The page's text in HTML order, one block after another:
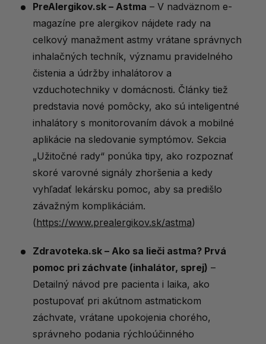
PreAlergikov.sk – Astma – V nadväznom e-
magazíne pre alergikov nájdete rady na
celkový manažment astmy vrátane správnych
inhalačných techník, významu pravidelného
čistenia a údržby inhalátorov a
vzduchotechniky v domácnosti. Články tiež
predstavia nové pomôcky, ako sú inteligentné
inhalátory s monitorovaním dávok a mobilné
aplikácie na sledovanie symptómov. Sekcia
„Užitočné rady“ ponúka tipy, ako rozpoznať
skoré varovné signály zhoršenia a kedy
vyhľadať lekársku pomoc, aby sa predišlo
závažným komplikáciám.
(https://www.prealergikov.sk/astma)
Zdravoteka.sk – Ako sa lieči astma? Prvá
pomoc pri záchvate (inhalátor, sprej) –
Detailný návod pre pacienta i laika, ako
postupovať pri akútnom astmatickom
záchvate, vrátane upokojenia chorého,
správneho podania rýchloúčinného